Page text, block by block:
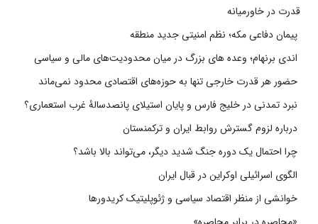
قدرت در خاورمیانه
پیمان دفاعی مکه؛ نظم امنیتی جدید منطقه
اندی برنهام؛ وعده های بزرگ در میان محدودیت‌های مالی و سیاسی
حضور هر قدرت خارجی تنها به حوزه‌های اقتصادی محدود نمی‌ماند
نبرد تمدنی در خلیج فارس و پایان استیلای پانصدسالۀ غرب استعماری؟
درباره لزوم گسترش روابط ایران و ترکمنستان
چرا احتمال یک دوره جنگ شدید دیگر، می‌تواند بالا باشد؟
الگوی اسرائیلی اوکراین در قبال ایران
خوانشی از منظر اقتصاد سیاسی و ژئوپلیتیک کریدورها